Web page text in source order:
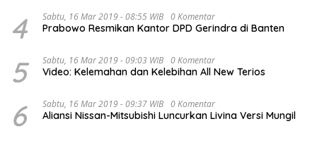
4 Sabtu, 16 Mar 2019 - 08:55 WIB 0 Komentar
Prabowo Resmikan Kantor DPD Gerindra di Banten
5 Sabtu, 16 Mar 2019 - 09:03 WIB 0 Komentar
Video: Kelemahan dan Kelebihan All New Terios
6 Sabtu, 16 Mar 2019 - 09:37 WIB 0 Komentar
Aliansi Nissan-Mitsubishi Luncurkan Livina Versi Mungil